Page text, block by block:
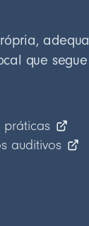
que
práticas
auditivos